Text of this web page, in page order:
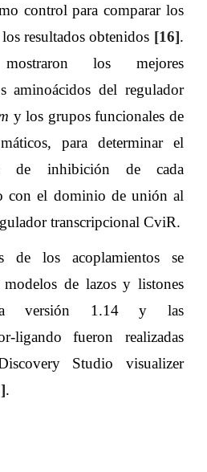
control para comparar los
resultados obtenidos [16].
los mejores
aminoácidos del regulador
y los grupos funcionales de
para determinar el
de inhibición de cada
con el dominio de unión al
transcripcional CviR.
de los acoplamientos se
modelos de lazos y listones
versión 1.14 y las
ligando fueron realizadas
Studio visualizer
].